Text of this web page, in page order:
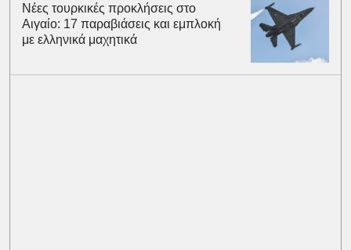
Νέες τουρκικές προκλήσεις στο
Αιγαίο: 17 παραβιάσεις και εμπλοκή
με ελληνικά μαχητικά